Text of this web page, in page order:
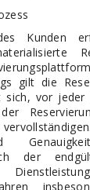
des Kunden
gilt die
sich, vor
der